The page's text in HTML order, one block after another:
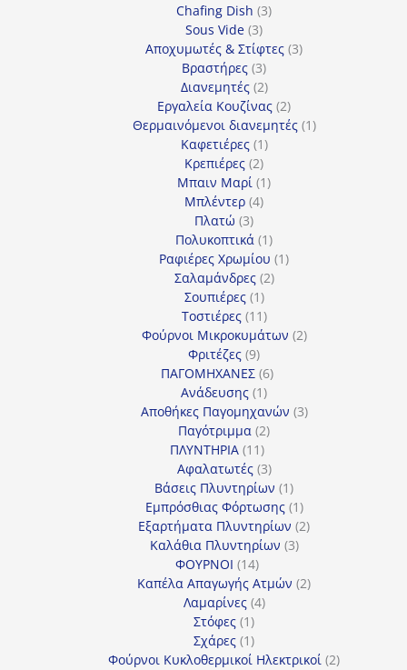
Chafing Dish 33
Sous Vide 33
προϊόντα
Αποχυμωτές & Στίφτες 33
Βραστήρες 33
προϊόντα
Διανεμητές 22
προϊόντα
Εργαλεία Κουζίνας 22
προϊόντα
Θερμαινόμενοι διανεμητές 11
Καφετιέρες 11
προϊόν
Κρεπιέρες 22
προϊόντα
Μπαιν Μαρί 11
Μπλέντερ 44
Πλατώ 33
προϊόντα
Πολυκοπτικά 11
προϊόν
Ραφιέρες Χρωμίου 11
Σαλαμάνδρες 22
Σουπιέρες 11
προϊόν
Τοστιέρες 1111
προϊόντα
Φούρνοι Μικροκυμάτων 22
Φριτέζες 99
προϊόντα
ΠΑΓΟΜΗΧΑΝΕΣ 66
Ανάδευσης 11
προϊόν
Αποθήκες Παγομηχανών 33
Παγότριμμα 22
ΠΛΥΝΤΗΡΙΑ 1111
προϊόντα
Αφαλατωτές 33
προϊόντα
Βάσεις Πλυντηρίων 11
προϊόν
Εμπρόσθιας Φόρτωσης 11
προϊόν
Εξαρτήματα Πλυντηρίων 22
Καλάθια Πλυντηρίων 33
ΦΟΥΡΝΟΙ 1414
προϊόντα
Καπέλα Απαγωγής Ατμών 22
Λαμαρίνες 44
Στόφες 11
προϊόν
Σχάρες 11
προϊόν
Φούρνοι Κυκλοθερμικοί Ηλεκτρικοί 22